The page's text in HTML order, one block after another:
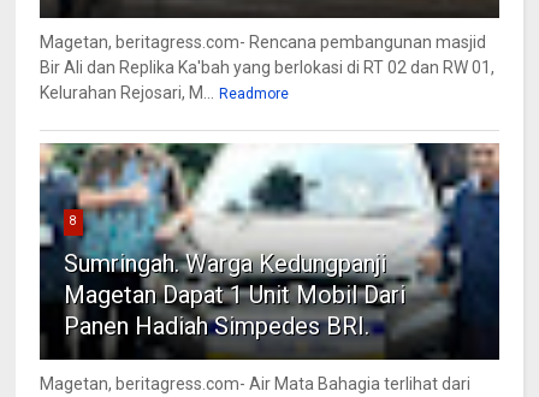
Magetan, beritagress.com- Rencana pembangunan masjid
Bir Ali dan Replika Ka'bah yang berlokasi di RT 02 dan RW 01,
Kelurahan Rejosari, M...
Readmore
8
Sumringah. Warga Kedungpanji
Magetan Dapat 1 Unit Mobil Dari
Panen Hadiah Simpedes BRI.
Magetan, beritagress.com- Air Mata Bahagia terlihat dari